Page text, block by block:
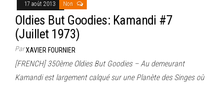
17 août 2013 Non
Oldies But Goodies: Kamandi #7
(Juillet 1973)
ParXAVIER FOURNIER
[FRENCH] 350ème Oldies But Goodies – Au demeurant
Kamandi est largement calqué sur une Planète des Singes où